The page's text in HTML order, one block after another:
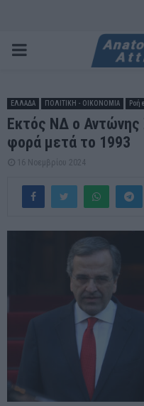
PRIMARY
ΕΛΛΑΔΑ ΠΟΛΙΤΙΚΗ - ΟΙΚΟΝΟΜΙΑ Ροή
Εκτός ΝΔ ο Αντώνης
φορά μετά το 1993
16 Νοεμβρίου 2024